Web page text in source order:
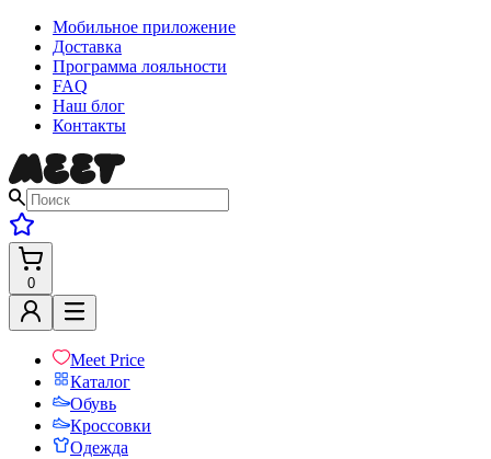
Мобильное приложение
Доставка
Программа лояльности
FAQ
Наш блог
Контакты
0
Meet Price
Каталог
Обувь
Кроссовки
Одежда